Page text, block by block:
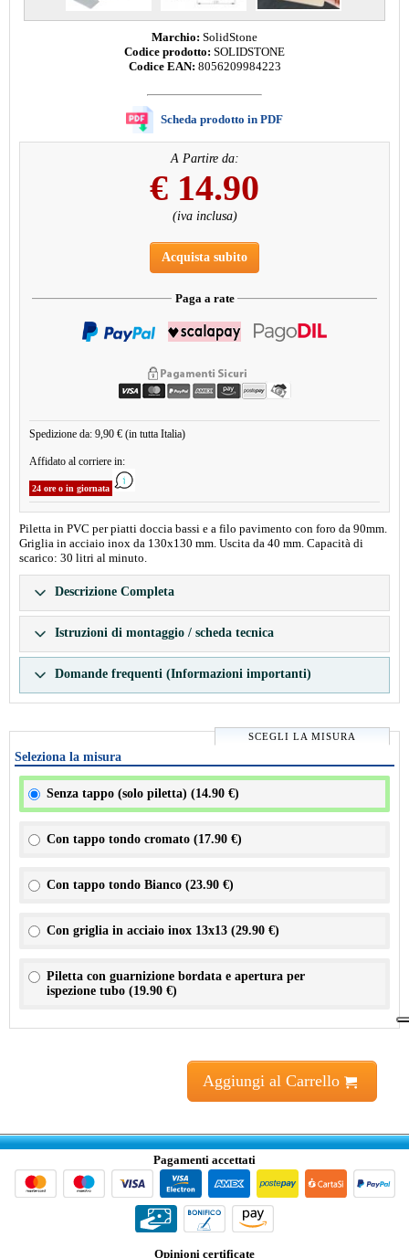
Marchio: SolidStone
Codice prodotto: SOLIDSTONE
Codice EAN: 8056209984223
Scheda prodotto in PDF
A Partire da:
€ 14.90
(iva inclusa)
Acquista subito
Paga a rate
Spedizione da: 9,90 € (in tutta Italia)
Affidato al corriere in:
24 ore o in giornata
Piletta in PVC per piatti doccia bassi e a filo pavimento con foro da 90mm.
Griglia in acciaio inox da 130x130 mm. Uscita da 40 mm. Capacità di
scarico: 30 litri al minuto.
Descrizione Completa
Istruzioni di montaggio / scheda tecnica
Domande frequenti (Informazioni importanti)
SCEGLI LA MISURA
Seleziona la misura
Senza tappo (solo piletta) (14.90 €)
Con tappo tondo cromato (17.90 €)
Con tappo tondo Bianco (23.90 €)
Con griglia in acciaio inox 13x13 (29.90 €)
Piletta con guarnizione bordata e apertura per
ispezione tubo (19.90 €)
Aggiungi al Carrello
Pagamenti accettati
Opinioni certificate